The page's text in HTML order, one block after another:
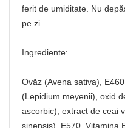
ferit de umiditate. Nu
pe zi.
Ingrediente:
Ovăz (Avena sativa),
(Lepidium meyenii), oxid
ascorbic), extract de ceai
sinensis), E570, Vitamina